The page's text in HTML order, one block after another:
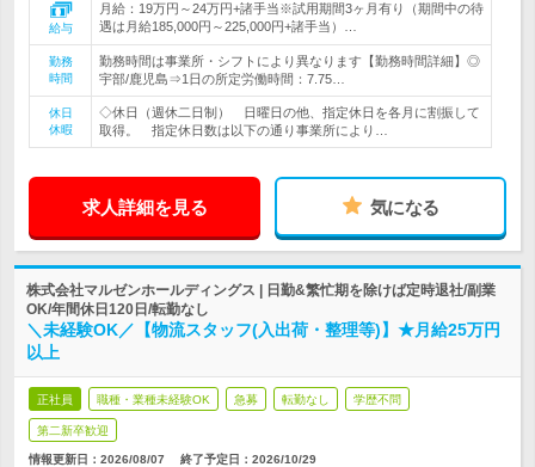
給与
月給：19万円～24万円+諸手当※試用期間3ヶ月有り（期間中の待
遇は月給185,000円～225,000円+諸手当）…
勤務
時間
勤務時間は事業所・シフトにより異なります【勤務時間詳細】◎
宇部/鹿児島⇒1日の所定労働時間：7.75…
休日
休暇
◇休日（週休二日制） 日曜日の他、指定休日を各月に割振して
取得。 指定休日数は以下の通り事業所により…
求人詳細を見る 気になる
株式会社マルゼンホールディングス | 日勤&繁忙期を除けば定時退社/副業
OK/年間休日120日/転勤なし
＼未経験OK／【物流スタッフ(入出荷・整理等)】★月給25万円
以上
正社員 職種・業種未経験OK 急募 転勤なし 学歴不問
第二新卒歓迎
情報更新日：2026/08/07 終了予定日： 2026/10/29